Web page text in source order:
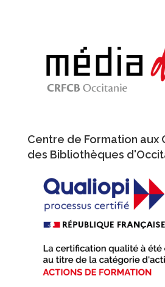
Centre de Formation aux
des Bibliothèques